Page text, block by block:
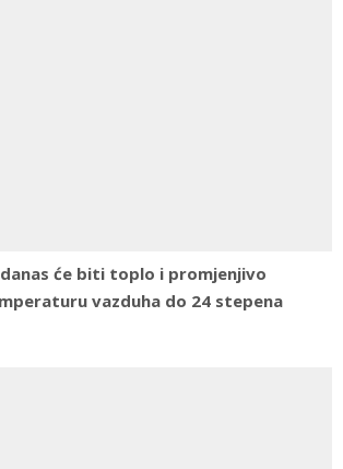
danas će biti toplo i promjenjivo
vazduha do 24 stepena